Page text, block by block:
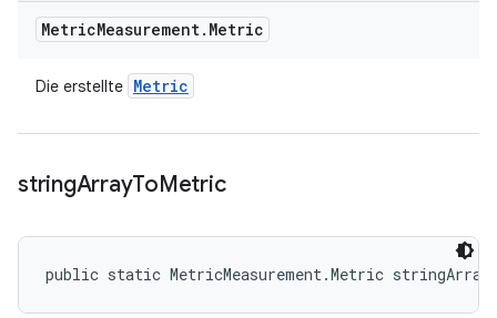
MetricMeasurement. Metric
Die erstellte Metric
stringArrayToMetric
public static MetricMeasurement.Metric